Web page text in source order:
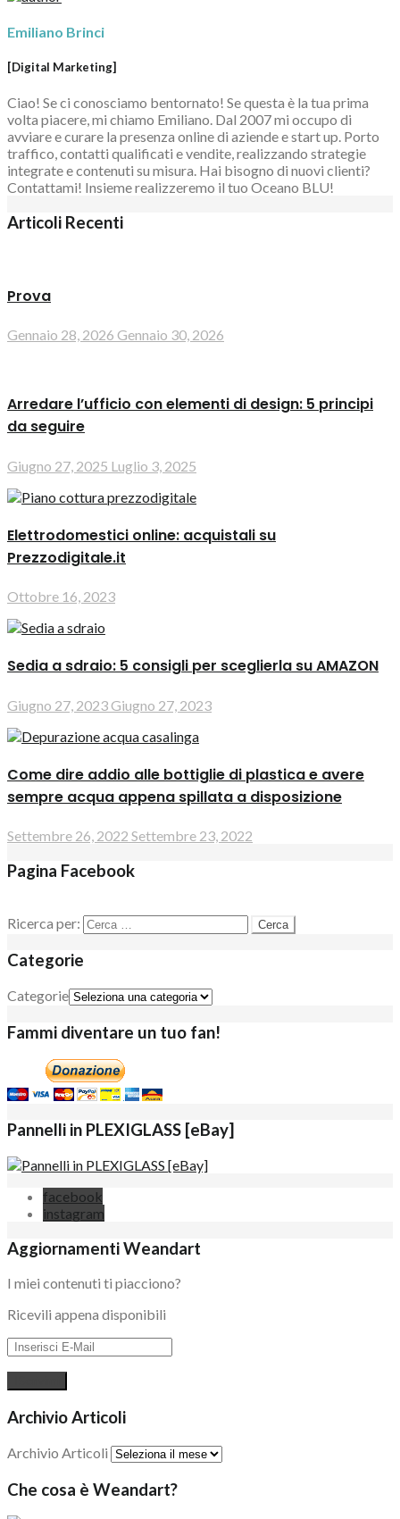
Emiliano Brinci
[Digital Marketing]
Ciao! Se ci conosciamo bentornato! Se questa è la tua prima
volta piacere, mi chiamo Emiliano. Dal 2007 mi occupo di
avviare e curare la presenza online di aziende e start up. Porto
traffico, contatti qualificati e vendite, realizzando strategie
integrate e contenuti su misura. Hai bisogno di nuovi clienti?
Contattami! Insieme realizzeremo il tuo Oceano BLU!
Articoli Recenti
Prova
Gennaio 28, 2026 Gennaio 30, 2026
Arredare l’ufficio con elementi di design: 5 principi
da seguire
Giugno 27, 2025 Luglio 3, 2025
Elettrodomestici online: acquistali su
Prezzodigitale.it
Ottobre 16, 2023
Sedia a sdraio: 5 consigli per sceglierla su AMAZON
Giugno 27, 2023Giugno 27, 2023
Come dire addio alle bottiglie di plastica e avere
sempre acqua appena spillata a disposizione
Settembre 26, 2022 Settembre 23, 2022
Pagina Facebook
Ricerca per:
Categorie
Categorie
Fammi diventare un tuo fan!
Pannelli in PLEXIGLASS [eBay]
facebook
instagram
Aggiornamenti Weandart
I miei contenuti ti piacciono?
Ricevili appena disponibili
Archivio Articoli
Archivio Articoli
Che cosa è Weandart?